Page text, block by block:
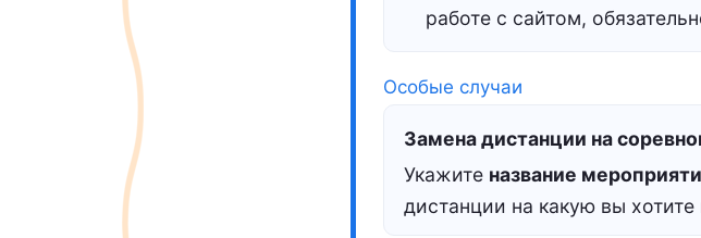
работе с сайтом,
Особые случаи
Замена дистанции на
Укажите название
дистанции на какую вы хотите